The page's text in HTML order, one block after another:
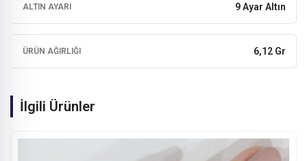
ALTIN AYARI 9 Ayar Altın
ÜRÜN AĞIRLIĞI 6,12 Gr
İlgili Ürünler